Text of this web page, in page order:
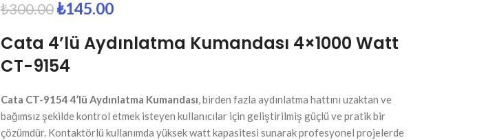
₺300.00 ₺145.00
Cata 4’lü Aydınlatma Kumandası 4×1000 Watt
CT-9154
Cata CT-9154 4’lü Aydınlatma Kumandası, birden fazla aydınlatma hattını uzaktan ve
bağımsız şekilde kontrol etmek isteyen kullanıcılar için geliştirilmiş güçlü ve pratik bir
çözümdür. Kontaktörlü kullanımda yüksek watt kapasitesi sunarak profesyonel projelerde